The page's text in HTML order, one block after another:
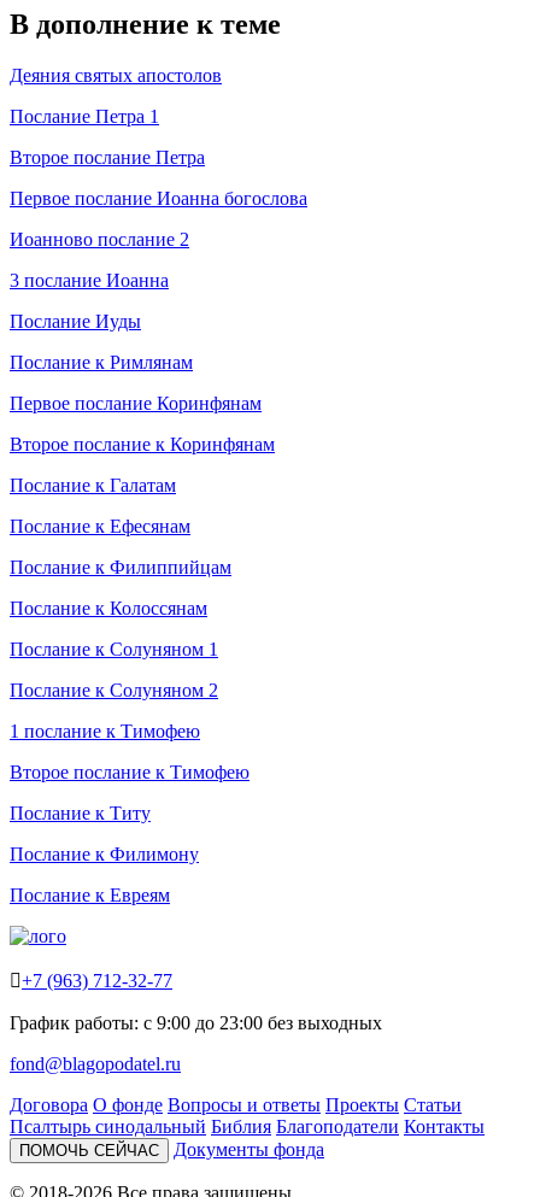
В дополнение к теме
Деяния святых апостолов
Послание Петра 1
Второе послание Петра
Первое послание Иоанна богослова
Иоанново послание 2
3 послание Иоанна
Послание Иуды
Послание к Римлянам
Первое послание Коринфянам
Второе послание к Коринфянам
Послание к Галатам
Послание к Ефесянам
Послание к Филиппийцам
Послание к Колоссянам
Послание к Солуняном 1
Послание к Солуняном 2
1 послание к Тимофею
Второе послание к Тимофею
Послание к Титу
Послание к Филимону
Послание к Евреям
+7 (963) 712-32-77
График работы: с 9:00 до 23:00 без выходных
fond@blagopodatel.ru
Договора О фонде Вопросы и ответы Проекты Статьи
Псалтырь синодальный Библия Благоподатели Контакты
ПОМОЧЬ СЕЙЧАС Документы фонда